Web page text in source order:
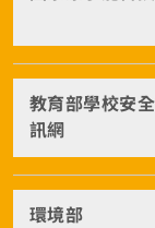
簡單的原則：
油、少糖、少
法，不是讓人
外食，也能長
正在使用減重
情況調整，不
填寫。 https://cghhealth.cgmh.org.tw/MobileRegist
er/， ※輸入專案編號：2026062303、身分證字號、出
生年月日 即可填寫。 📍八、如有其他
環安室劉岱雅技士(分機3884)
辦理，謝謝。
教育部學校安
訊網
環境部